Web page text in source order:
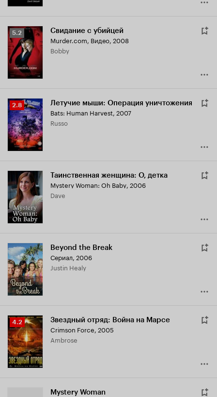
Рейтинг
Кинопоиска
5.2
5.2 Свидание с убийцей
Murder.com, Видео, 2008
Bobby
Рейтинг
Кинопоиска
2.8
2.8 Летучие мыши: Операция уничтожения
Bats: Human Harvest, 2007
Russo
Таинственная женщина: О, детка
Mystery Woman: Oh Baby, 2006
Dave
Beyond the Break
Сериал, 2006
Justin Healy
Рейтинг
Кинопоиска
4.2
4.2 Звездный отряд: Война на Марсе
Crimson Force, 2005
Ambrose
Mystery Woman